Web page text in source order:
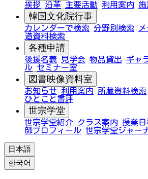
挨拶 沿革 主要活動 利用案内
韓国文化院行事
カレンダーで検索 分野別検索
道資料検索
各種申請
後援名義 見学会 物品貸出 ギャ
ル セミナー室
図書映像資料室
お知らせ 利用案内 所蔵資料検索
ひとこと書評
世宗学堂
世宗学堂紹介 クラス案内 授業日
師プロフィール 世宗学堂ジャー
日本語
한국어